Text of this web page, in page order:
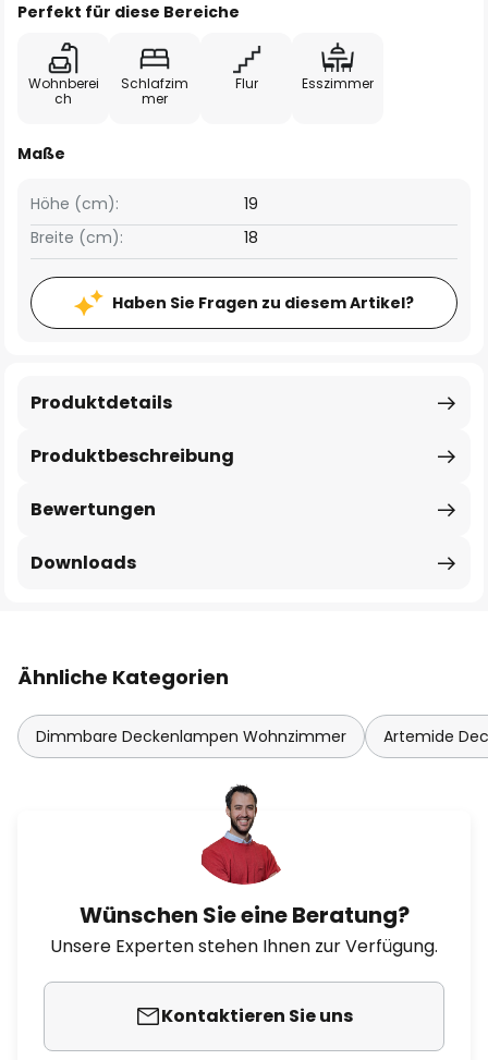
Perfekt für diese Bereiche
Wohnberei
ch
Schlafzim
mer
Flur Esszimmer
Maße
Breite (cm): 18
Höhe (cm): 19
Haben Sie Fragen zu diesem Artikel?
Produktbeschreibung
Produktdetails
Bewertungen
Downloads
Ähnliche Kategorien
Dimmbare Deckenlampen Wohnzimmer Artemide
Wünschen Sie eine Beratung?
Unsere Experten stehen Ihnen zur Verfügung.
Kontaktieren Sie uns